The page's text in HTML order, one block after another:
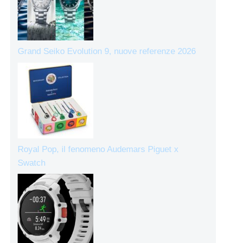
Grand Seiko Evolution 9, nuove referenze 2026
Royal Pop, il fenomeno Audemars Piguet x
Swatch